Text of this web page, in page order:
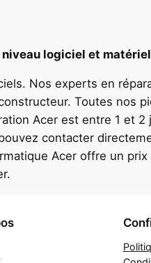
logiciel et
Nos experts en
Toutes nos
Acer est entre 1 et 2
contacter
Acer offre un